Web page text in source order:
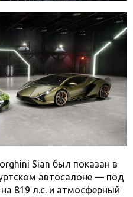
Sian был показан в
автосалоне — под
819 л.с. и атмосферный